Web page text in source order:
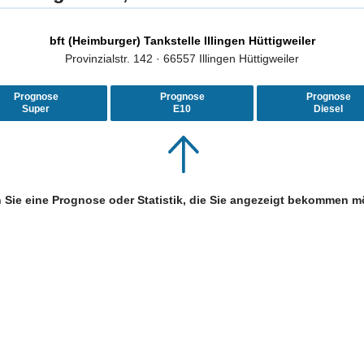
bft (Heimburger) Tankstelle Illingen Hüttigweiler
Provinzialstr. 142 · 66557 Illingen Hüttigweiler
Prognose
Super
Prognose
E10
Prognose
Diesel
Sie eine Prognose oder Statistik, die Sie angezeigt bekommen